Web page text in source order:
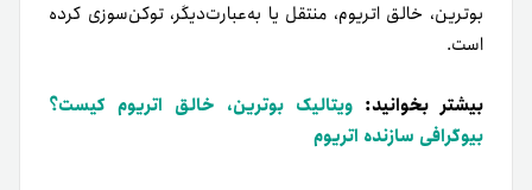
بوترین، خالق اتریوم، منتقل یا به‌عبارت‌دیگر، توکن‌سوزی کرده
است.
بیشتر بخوانید: ویتالیک بوترین، خالق اتریوم کیست؟
بیوگرافی سازنده اتریوم